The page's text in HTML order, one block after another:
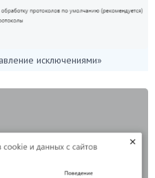
исключениями»